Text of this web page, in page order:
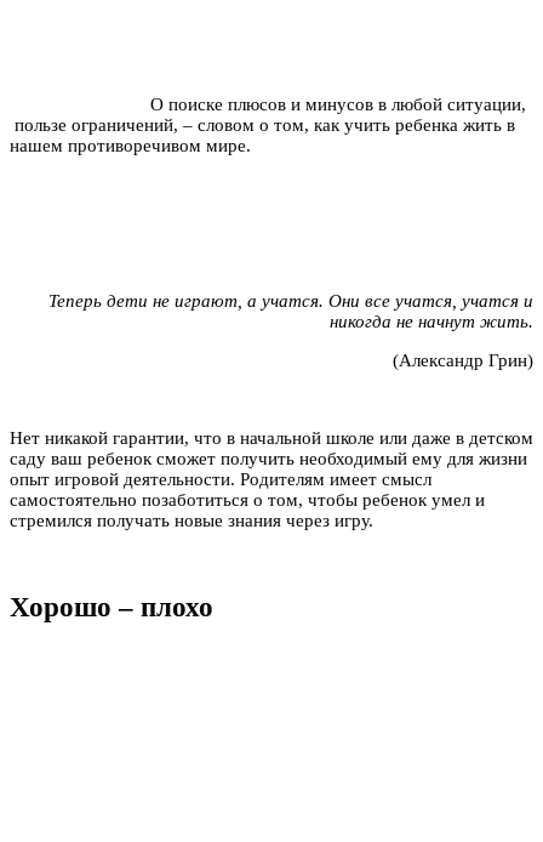
О поиске плюсов и минусов в любой ситуации,
пользе ограничений, – словом о том, как учить ребенка жить в
нашем противоречивом мире.
Теперь дети не играют, а учатся. Они все учатся, учатся и
никогда не начнут жить.
(Александр Грин)
Нет никакой гарантии, что в начальной школе или даже в детском
саду ваш ребенок сможет получить необходимый ему для жизни
опыт игровой деятельности. Родителям имеет смысл
самостоятельно позаботиться о том, чтобы ребенок умел и
стремился получать новые знания через игру.
Хорошо – плохо